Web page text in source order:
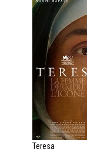
Teresa